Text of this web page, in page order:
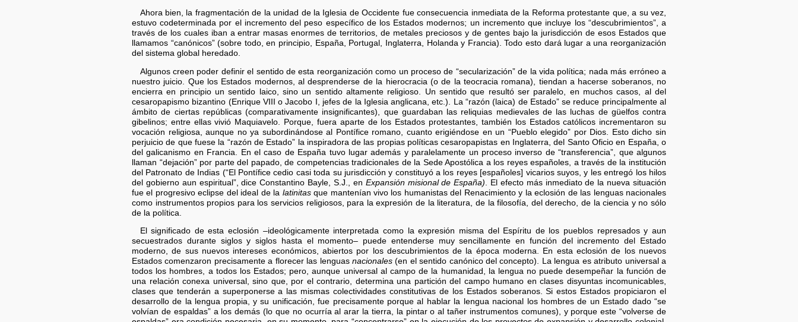
Ahora bien, la fragmentación de la unidad de la Iglesia de Occidente fue consecuencia inmediata de la Reforma protestante que, a su vez,
estuvo codeterminada por el incremento del peso específico de los Estados modernos; un incremento que incluye los “descubrimientos”, a
través de los cuales iban a entrar masas enormes de territorios, de metales preciosos y de gentes bajo la jurisdicción de esos Estados que
llamamos “canónicos” (sobre todo, en principio, España, Portugal, Inglaterra, Holanda y Francia). Todo esto dará lugar a una reorganización
del sistema global heredado.
Algunos creen poder definir el sentido de esta reorganización como un proceso de “secularización” de la vida política; nada más erróneo a
nuestro juicio. Que los Estados modernos, al desprenderse de la hierocracia (o de la teocracia romana), tiendan a hacerse soberanos, no
encierra en principio un sentido laico, sino un sentido altamente religioso. Un sentido que resultó ser paralelo, en muchos casos, al del
cesaropapismo bizantino (Enrique VIII o Jacobo I, jefes de la Iglesia anglicana, etc.). La “razón (laica) de Estado” se reduce principalmente al
ámbito de ciertas repúblicas (comparativamente insignificantes), que guardaban las reliquias medievales de las luchas de güelfos contra
gibelinos; entre ellas vivió Maquiavelo. Porque, fuera aparte de los Estados protestantes, también los Estados católicos incrementaron su
vocación religiosa, aunque no ya subordinándose al Pontífice romano, cuanto erigiéndose en un “Pueblo elegido” por Dios. Esto dicho sin
perjuicio de que fuese la “razón de Estado” la inspiradora de las propias políticas cesaropapistas en Inglaterra, del Santo Oficio en España, o
del galicanismo en Francia. En el caso de España tuvo lugar además y paralelamente un proceso inverso de “transferencia”, que algunos
llaman “dejación” por parte del papado, de competencias tradicionales de la Sede Apostólica a los reyes españoles, a través de la institución
del Patronato de Indias (“El Pontífice cedio casi toda su jurisdicción y constituyó a los reyes [españoles] vicarios suyos, y les entregó los hilos
del gobierno aun espiritual”, dice Constantino Bayle, S.J., en Expansión misional de España) . El efecto más inmediato de la nueva situación
fue el progresivo eclipse del ideal de la latinitasque mantenían vivo los humanistas del Renacimiento y la eclosión de las lenguas nacionales
como instrumentos propios para los servicios religiosos, para la expresión de la literatura, de la filosofía, del derecho, de la ciencia y no sólo
de la política.
El significado de esta eclosión –ideológicamente interpretada como la expresión misma del Espíritu de los pueblos represados y aun
secuestrados durante siglos y siglos hasta el momento– puede entenderse muy sencillamente en función del incremento del Estado
moderno, de sus nuevos intereses económicos, abiertos por los descubrimientos de la época moderna. En esta eclosión de los nuevos
Estados comenzaron precisamente a florecer las lenguas nacionales(en el sentido canónico del concepto). La lengua es atributo universal a
todos los hombres, a todos los Estados; pero, aunque universal al campo de la humanidad, la lengua no puede desempeñar la función de
una relación conexa universal, sino que, por el contrario, determina una partición del campo humano en clases disyuntas incomunicables,
clases que tenderán a superponerse a las mismas colectividades constitutivas de los Estados soberanos. Si estos Estados propiciaron el
desarrollo de la lengua propia, y su unificación, fue precisamente porque al hablar la lengua nacional los hombres de un Estado dado “se
volvían de espaldas” a los demás (lo que no ocurría al arar la tierra, la pintar o al tañer instrumentos comunes), y porque este “volverse de